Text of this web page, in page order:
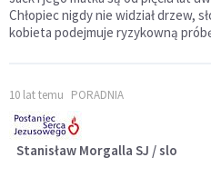
Chłopiec nigdy nie widział drzew,
kobieta podejmuje ryzykowną
10 lat temu PORADNIA
Stanisław Morgalla SJ / slo